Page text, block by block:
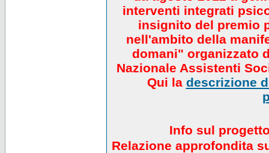
interventi integrati
insignito del premio
nell'ambito della
domani" organizzato
Nazionale Assistenti
Qui la descrizione
Info sul
Relazione approfondita